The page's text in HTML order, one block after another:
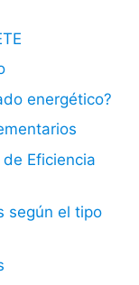
energético?
Eficiencia
según el tipo